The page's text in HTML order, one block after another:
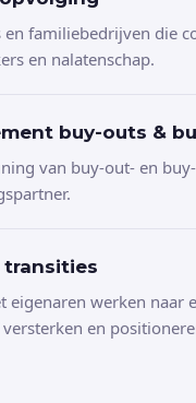
en familiebedrijven die
en nalatenschap.
buy-outs &
van buy-out- en
transities
eigenaren werken
en